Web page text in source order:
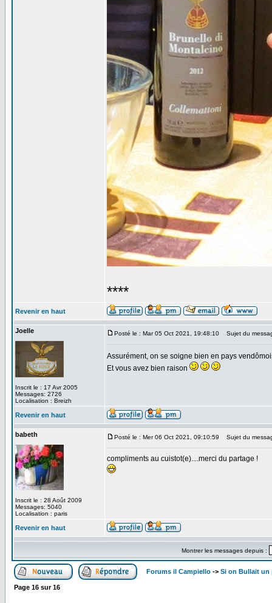
****
Revenir en haut
Joelle
Inscrit le : 17 Avr 2005
Messages: 2726
Localisation : Breizh
Posté le : Mar 05 Oct 2021, 19:48:10 Sujet du
Assurément, on se soigne bien en pays
Et vous avez bien raison
Revenir en haut
babeth
Inscrit le : 28 Août 2009
Messages: 5040
Localisation : paris
Posté le : Mer 06 Oct 2021, 09:10:59 Sujet du
compliments au cuistot(e)....merci du partage !
Revenir en haut
Montrer les messages depuis :
Forums il Campiello -> Si on Bullait un
Page 16 sur16